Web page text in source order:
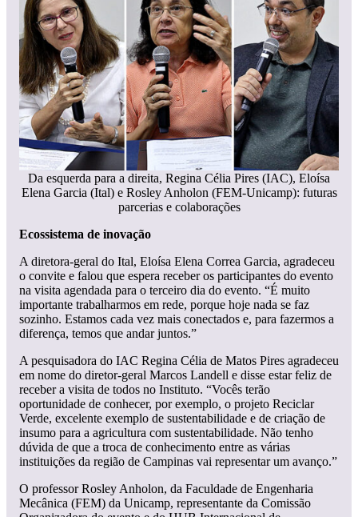
Da esquerda para a direita, Regina Célia Pires (IAC), Eloísa
Elena Garcia (Ital) e Rosley Anholon (FEM-Unicamp): futuras
parcerias e colaborações
Ecossistema de inovação
A diretora-geral do Ital, Eloísa Elena Correa Garcia, agradeceu
o convite e falou que espera receber os participantes do evento
na visita agendada para o terceiro dia do evento. “É muito
importante trabalharmos em rede, porque hoje nada se faz
sozinho. Estamos cada vez mais conectados e, para fazermos a
diferença, temos que andar juntos.”
A pesquisadora do IAC Regina Célia de Matos Pires agradeceu
em nome do diretor-geral Marcos Landell e disse estar feliz de
receber a visita de todos no Instituto. “Vocês terão
oportunidade de conhecer, por exemplo, o projeto Reciclar
Verde, excelente exemplo de sustentabilidade e de criação de
insumo para a agricultura com sustentabilidade. Não tenho
dúvida de que a troca de conhecimento entre as várias
instituições da região de Campinas vai representar um avanço.”
O professor Rosley Anholon, da Faculdade de Engenharia
Mecânica (FEM) da Unicamp, representante da Comissão